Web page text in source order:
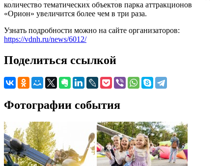
количество тематических объектов парка аттракционов
«Орион» увеличится более чем в три раза.
Узнать подробности можно на сайте организаторов:
https://vdnh.ru/news/6012/
Поделиться ссылкой
Фотографии события